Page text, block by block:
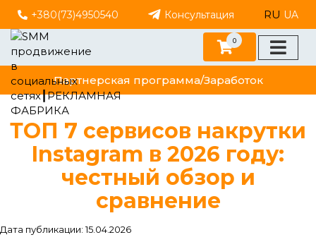
+380(73)4950540 Консультация RU UA
Партнерская программа/Заработок
0
ТОП 7 сервисов накрутки
Instagram в 2026 году:
честный обзор и
сравнение
Дата публикации: 15.04.2026